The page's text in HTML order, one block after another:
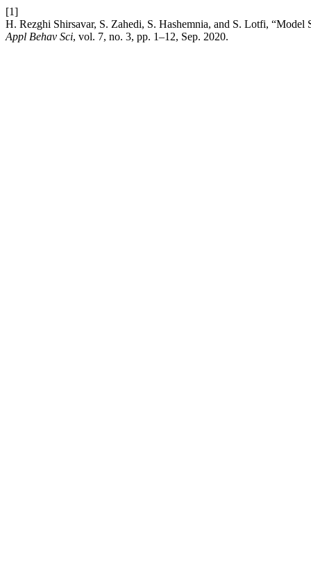
[1]
H. Rezghi Shirsavar, S. Zahedi, S. Hashemnia, and S. Lotfi,
Appl Behav Sci, vol. 7, no. 3, pp. 1–12, Sep. 2020.